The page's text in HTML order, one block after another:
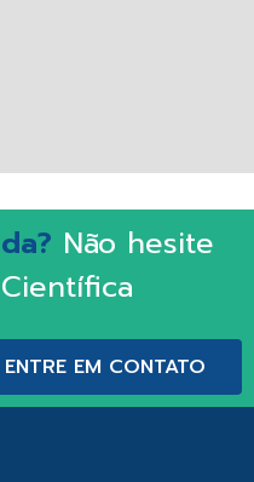
Não hesite
ENTRE EM CONTATO